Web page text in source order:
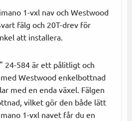
1-vxl nav och Westwood
fälg och 20T-drev för
att installera.
24-584 är ett pålitligt och
Westwood enkelbottnad
med en enda växel. Fälgen
vilket gör den både lätt
1-vxl navet får du en